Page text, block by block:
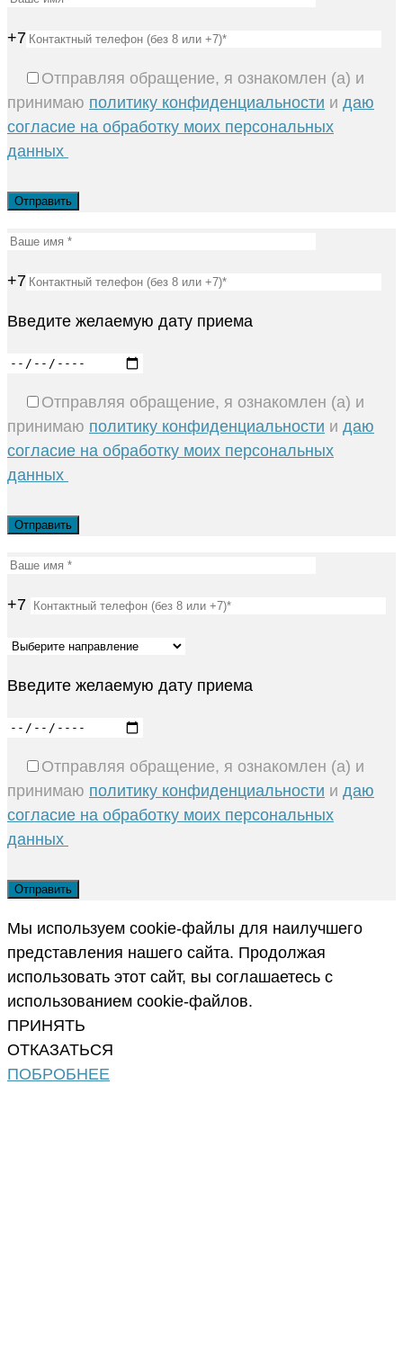
+7
Отправляя обращение, я ознакомлен (а) и
принимаю политику конфиденциальности и даю
согласие на обработку моих персональных
данных
+7
Введите желаемую дату приема
Отправляя обращение, я ознакомлен (а) и
принимаю политику конфиденциальности и даю
согласие на обработку моих персональных
данных
+7
Введите желаемую дату приема
Отправляя обращение, я ознакомлен (а) и
принимаю политику конфиденциальности и даю
согласие на обработку моих персональных
данных
Мы используем cookie-файлы для наилучшего
представления нашего сайта. Продолжая
использовать этот сайт, вы соглашаетесь с
использованием cookie-файлов.
ПРИНЯТЬ
ОТКАЗАТЬСЯ
ПОБРОБНЕЕ